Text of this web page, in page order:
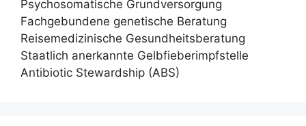
Psychosomatische Grundversorgung
Fachgebundene genetische Beratung
Reisemedizinische Gesundheitsberatung
Staatlich anerkannte Gelbfieberimpfstelle
Antibiotic Stewardship (ABS)